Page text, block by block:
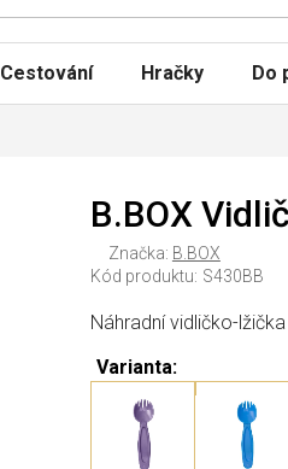
Cestování Hračky Do
B.BOX
Značka: B.BOX
Kód produktu: S430BB
Varianta:
Náhradnívidličko-lžička